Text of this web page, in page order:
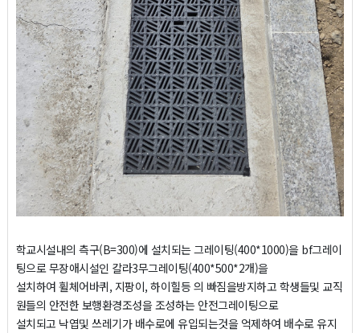
학교시설내의 측구(B=300)에 설치되는 그레이팅(400*1000)을 bf그레이
팅으로 무장애시설인 칼라3무그레이팅(400*500*2개)을
설치하여 휠체어바퀴, 지팡이, 하이힐등 의 빠짐을방지하고 학생들및 교직
원들의 안전한 보행환경조성을 조성하는 안전그레이팅으로
설치되고 낙엽및 쓰레기가 배수로에 유입되는것을 억제하여 배수로 유지